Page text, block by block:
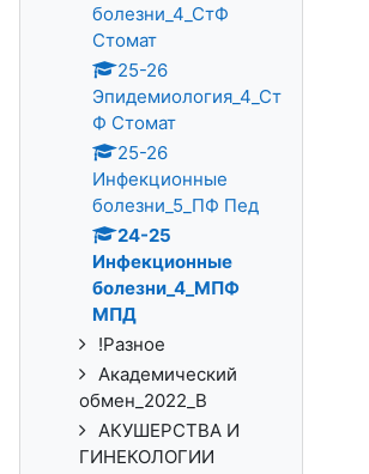
болезни_4_СтФ
Стомат
25-26
Эпидемиология_4_Ст
Ф Стомат
25-26
Инфекционные
болезни_5_ПФ Пед
24-25
Инфекционные
болезни_4_МПФ
МПД
!Разное
Академический
обмен_2022_В
АКУШЕРСТВА И
ГИНЕКОЛОГИИ